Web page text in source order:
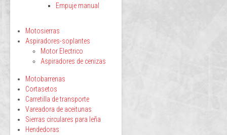
Empuje manual
Motosierras
Aspiradores-soplantes
Motor Electrico
Aspiradores de cenizas
Motobarrenas
Cortasetos
Carretilla de transporte
Vareadora de aceitunas
Sierras circulares para leña
Hendedoras